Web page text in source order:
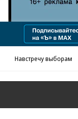
Навстречу выборам